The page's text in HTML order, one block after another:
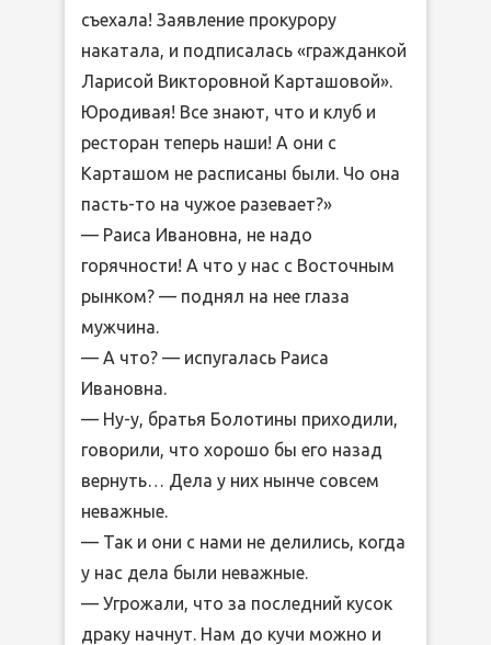
съехала! Заявление прокурору
накатала, и подписалась «гражданкой
Ларисой Викторовной Карташовой».
Юродивая! Все знают, что и клуб и
ресторан теперь наши! А они с
Карташом не расписаны были. Чо она
пасть-то на чужое разевает?»
— Раиса Ивановна, не надо
горячности! А что у нас с Восточным
рынком? — поднял на нее глаза
мужчина.
— А что? — испугалась Раиса
Ивановна.
— Ну-у, братья Болотины приходили,
говорили, что хорошо бы его назад
вернуть… Дела у них нынче совсем
неважные.
— Так и они с нами не делились, когда
у нас дела были неважные.
— Угрожали, что за последний кусок
драку начнут. Нам до кучи можно и